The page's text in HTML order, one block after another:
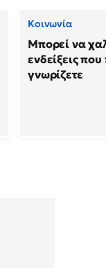
Κοινωνία
Μπορεί να
ενδείξεις
γνωρίζετε